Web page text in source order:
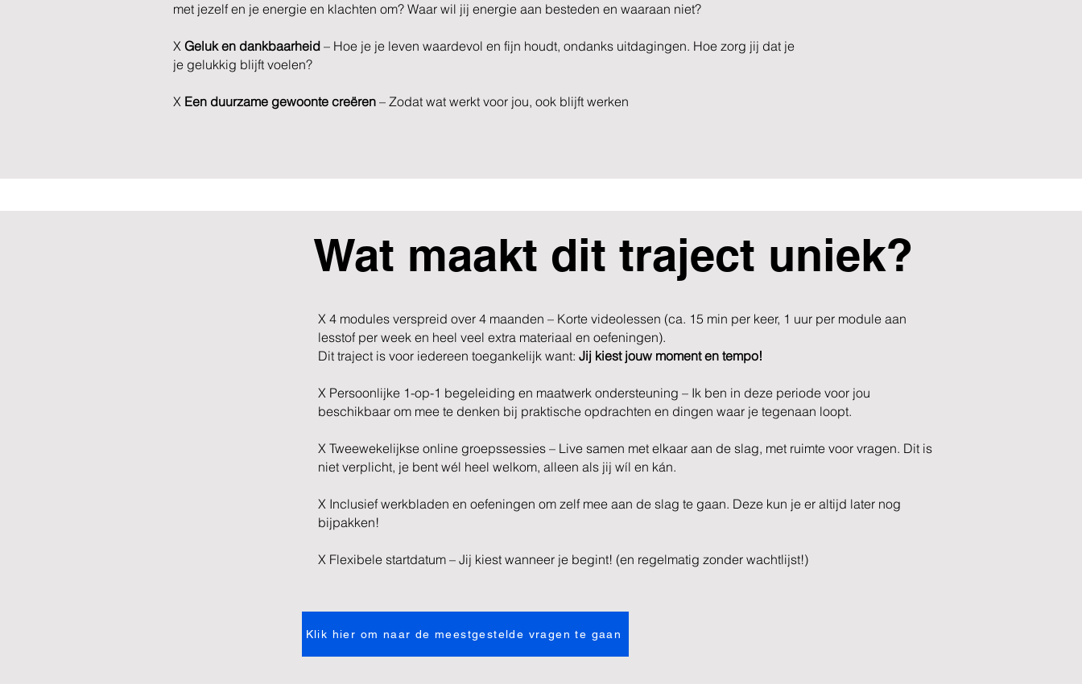
met jezelf en je energie en klachten om? Waar wil jij energie aan besteden en waaraan niet?
X Geluk en dankbaarheid – Hoe je je leven waardevol en fijn houdt, ondanks uitdagingen. Hoe zorg jij dat je
je gelukkig blijft voelen?
X Een duurzame gewoonte creëren – Zodat wat werkt voor jou, ook blijft werken
Wat maakt dit traject uniek?
X 4 modules verspreid over 4 maanden – Korte videolessen (ca. 15 min per keer, 1 uur per module aan
lesstof per week en heel veel extra materiaal en oefeningen).
Dit traject is voor iedereen toegankelijk want: Jij kiest jouw moment en tempo!
X Persoonlijke 1-op-1 begeleiding en maatwerk ondersteuning – Ik ben in deze periode voor jou
beschikbaar om mee te denken bij praktische opdrachten en dingen waar je tegenaan loopt.
X Tweewekelijkse online groepssessies – Live samen met elkaar aan de slag, met ruimte voor vragen. Dit is
niet verplicht, je bent wél heel welkom, alleen als jij wíl en kán.
X Inclusief werkbladen en oefeningen om zelf mee aan de slag te gaan. Deze kun je er altijd later nog
bijpakken!
X Flexibele startdatum – Jij kiest wanneer je begint! (en regelmatig zonder wachtlijst!)
Klik hier om naar de meestgestelde vragen te gaan